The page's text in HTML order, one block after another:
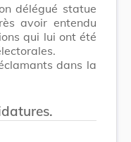
délégué statue
avoir entendu
qui lui ont été
dans la